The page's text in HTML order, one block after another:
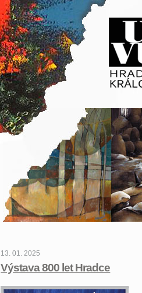
13. 01. 2025
Výstava 800 let Hradce